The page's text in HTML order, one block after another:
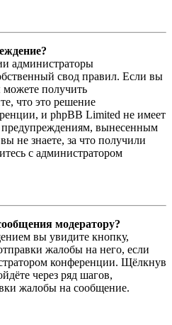
администраторы
свод правил. Если вы
получить
что это решение
и phpBB Limited не имеет
вынесенным
не знаете, за что получили
с администратором
модератору?
вы увидите кнопку,
жалобы на него, если
конференции. Щёлкнув
через ряд шагов,
жалобы на сообщение.